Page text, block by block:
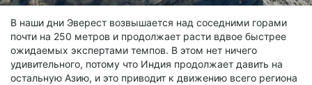
В наши дни Эверест возвышается над соседними горами
почти на 250 метров и продолжает расти вдвое быстрее
ожидаемых экспертами темпов. В этом нет ничего
удивительного, потому что Индия продолжает давить на
остальную Азию, и это приводит к движению всего региона